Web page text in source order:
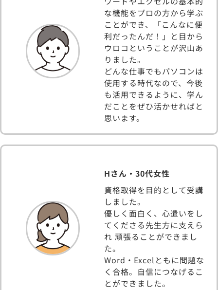
な機能をプロの方から学ぶ
ことができ、「こんなに便
利だったんだ！」と目から
ウロコということが沢山あ
りました。
どんな仕事でもパソコンは
使用する時代なので、今後
も活用できるように、学ん
だことをぜひ活かせればと
思います。
Hさん・30代女性
資格取得を目的として受講
しました。
優しく面白く、心遣いをし
てくださる先生方に支えら
れ 頑張ることができまし
た。
Word・Excelともに問題な
く合格。自信につなげるこ
とができました。